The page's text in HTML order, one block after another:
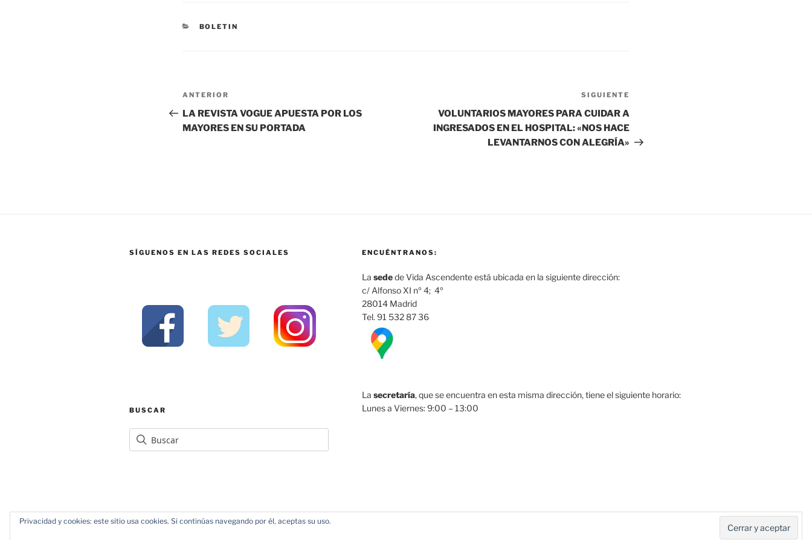
BOLETIN
ANTERIOR
LA REVISTA VOGUE APUESTA POR LOS
MAYORES EN SU PORTADA
SIGUIENTE
VOLUNTARIOS MAYORES PARA CUIDAR A
INGRESADOS EN EL HOSPITAL: «NOS HACE
LEVANTARNOS CON ALEGRÍA»
SÍGUENOS EN LAS REDES SOCIALES
BUSCAR
ENCUÉNTRANOS:
La sedede Vida Ascendente está ubicada en la siguiente dirección:
c/ Alfonso XI nº 4; 4º
28014 Madrid
Tel. 91 532 87 36
La secretaría, que se encuentra en esta misma dirección, tiene el siguiente horario:
Lunes a Viernes: 9:00 – 13:00
Privacidad y cookies: este sitio usa cookies. Si continúas navegando por él, aceptas su uso.